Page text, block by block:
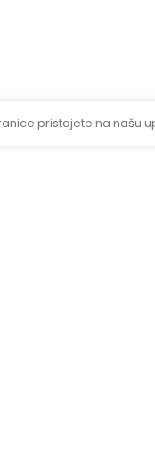
pristajete na našu